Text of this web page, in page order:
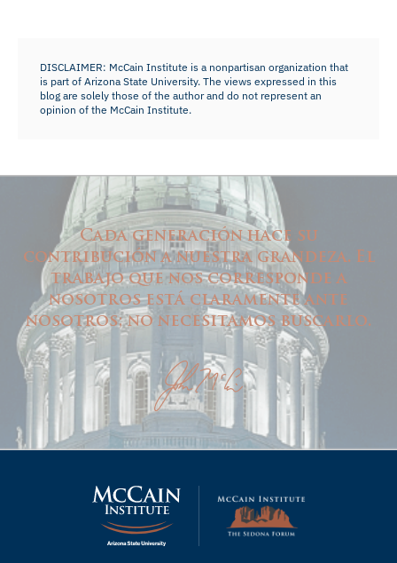
DISCLAIMER: McCain Institute is a nonpartisan organization that
is part of Arizona State University. The views expressed in this
blog are solely those of the author and do not represent an
opinion of the McCain Institute.
Cada generación hace su
contribución a nuestra grandeza. El
trabajo que nos corresponde a
nosotros está claramente ante
nosotros; no necesitamos buscarlo.